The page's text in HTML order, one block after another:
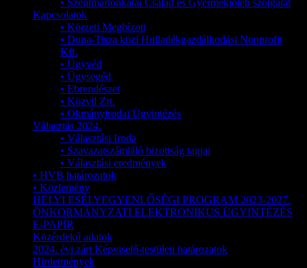
• Szentmártonkátai Család és Gyermekjóléti szolgálat
Kapcsolatok
• Körzeti Megbízott
• Duna-Tisza közi Hulladékgazdálkodási Nonprofit
Kft.
• Ügyvéd
• Ügysegéd
• Ebrendészet
• Közvil Zrt.
• Okmányirodai Ügyintézés
Választás 2024.
• Választási Iroda
• Szavazatszámláló bizottság tagjai
• Választási eredmények
• HVB határozatok
• Közlemény
HELYI ESÉLYEGYENLŐSÉGI PROGRAM 2023-2027.
ÖNKORMÁNYZATI ELEKTRONIKUS ÜGYINTÉZÉS
E-PAPÍR
Közérdekű adatok
2024. évi zárt Képviselő-testületi határozatok
Hirdetmények